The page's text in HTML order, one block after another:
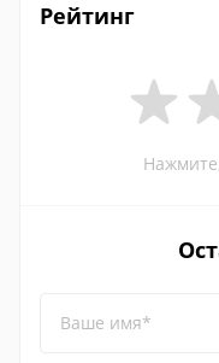
Рейтинг
Ваше имя*